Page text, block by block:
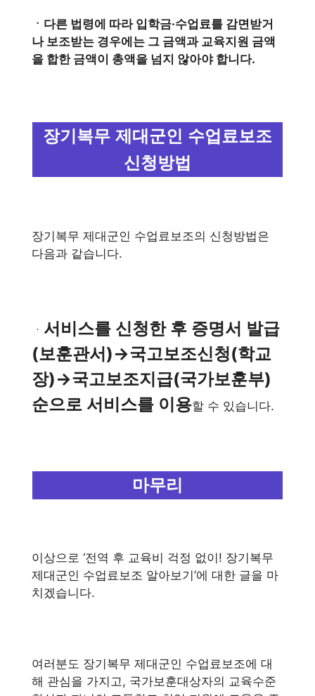
ㆍ다른 법령에 따라 입학금·수업료를 감면받거
나 보조받는 경우에는 그 금액과 교육지원 금액
을 합한 금액이 총액을 넘지 않아야 합니다.
장기복무 제대군인 수업료보조
신청방법
장기복무 제대군인 수업료보조의 신청방법은
다음과 같습니다.
ㆍ 서비스를 신청한 후 증명서 발급
(보훈관서)→국고보조신청(학교
장)→국고보조지급(국가보훈부)
순으로 서비스를 이용할 수 있습니다.
마무리
이상으로 ‘전역 후 교육비 걱정 없이! 장기복무
제대군인 수업료보조 알아보기’에 대한 글을 마
치겠습니다.
여러분도 장기복무 제대군인 수업료보조에 대
해 관심을 가지고, 국가보훈대상자의 교육수준